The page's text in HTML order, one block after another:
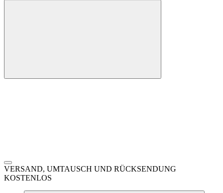
VERSAND, UMTAUSCH UND RÜCKSENDUNG
KOSTENLOS